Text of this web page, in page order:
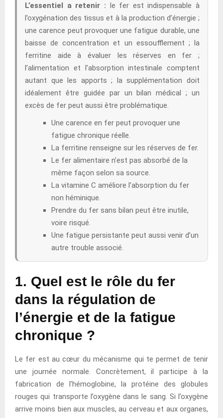
L’essentiel a retenir : le fer est indispensable à
l’oxygénation des tissus et à la production d’énergie ;
une carence peut provoquer une fatigue durable, une
baisse de concentration et un essoufflement ; la
ferritine aide à évaluer les réserves en fer ;
l’alimentation et l’absorption intestinale comptent
autant que les apports ; la supplémentation doit
idéalement être guidée par un bilan médical ; un
excès de fer peut aussi être problématique.
Une carence en fer peut provoquer une
fatigue chronique réelle.
La ferritine renseigne sur les réserves de fer.
Le fer alimentaire n’est pas absorbé de la
même façon selon sa source.
La vitamine C améliore l’absorption du fer
non héminique.
Prendre du fer sans bilan peut être inutile,
voire risqué.
Une fatigue persistante peut aussi venir d’un
autre trouble associé.
1. Quel est le rôle du fer
dans la régulation de
l’énergie et de la fatigue
chronique ?
Le fer est au cœur du mécanisme qui te permet de tenir
une journée normale. Concrètement, il participe à la
fabrication de l’hémoglobine, la protéine des globules
rouges qui transporte l’oxygène dans le sang. Si l’oxygène
arrive moins bien aux muscles, au cerveau et aux organes,